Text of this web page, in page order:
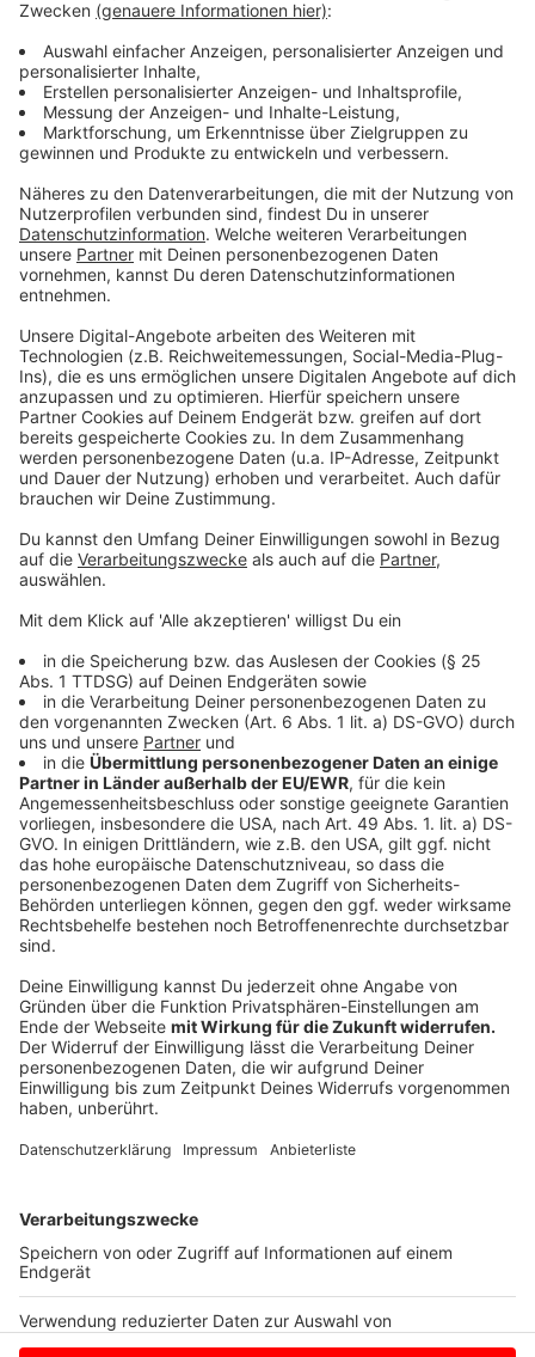
Personen mit einer Herzinsuffizienz, Arrhythmie, einem
Vorhofflimmern, einer koronaren Herzkrankheit oder
arterieller Hypertonie,
Personen mit zerebrovaskulären Erkrankungen,
Apoplex oder einer anderen chronischen
neurologischen Erkrankung,
Personen mit Asthma bronchiale,
Personen mit chronisch entzündlicher Darmerkrankung,
Personen mit Diabetes mellitus ohne Komplikationen
Personen mit Adipositas (Personen mit Body-Mass-
Index über 30)
Anzeige
Impftermine werden je nach Verfügbarkeit
von Impfstoff vergeben
Wer nachweislich eine dieser Vorerkrankungen hat,
bucht seinen Impftermin mit einem mRNA-Impfstoff
hier. Impfwillige werden gebeten, die Hinweise zur
Berechtigung und den vorgesehenen
Buchungsverfahren auf der Internetseite sehr genau
zu lesen. Wer seinen Impftermin nicht wahnimmt, wird
gebeten, diesen zeitnah zu stornierenSo haben auch
andere Berechtigte die Möglichkeit, einen Impftermin
am Impfzentrum zu buchen.
in einem anderen Terminbuchungsportal kurzfristig für
alle Menschen im Kreis Steinfurt ("Jedermann") zur
Verfügung. Weitere Informationen dazu gibt eshier.
Anzeige
Anzeige